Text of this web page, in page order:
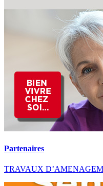
Partenaires
TRAVAUX